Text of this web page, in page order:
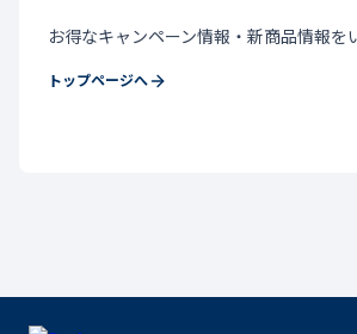
お得なキャンペーン情報・新商品情報を
トップページへ